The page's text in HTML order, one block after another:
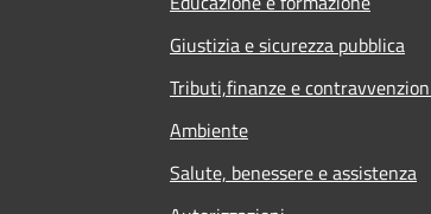
Giustizia e sicurezza pubblica
Tributi,finanze e
Ambiente
Salute, benessere e assistenza